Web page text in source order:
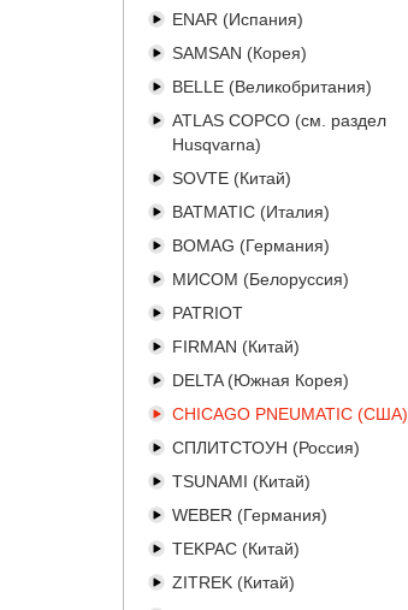
ENAR (Испания)
SAMSAN (Корея)
BELLE (Великобритания)
ATLAS COPCO (см. раздел
Husqvarna)
SOVTE (Китай)
BATMATIC (Италия)
BOMAG (Германия)
МИСОМ (Белоруссия)
PATRIOT
FIRMAN (Китай)
DELTA (Южная Корея)
CHICAGO PNEUMATIC (США)
СПЛИТСТОУН (Россия)
TSUNAMI (Китай)
WEBER (Германия)
TEKPAC (Китай)
ZITREK (Китай)